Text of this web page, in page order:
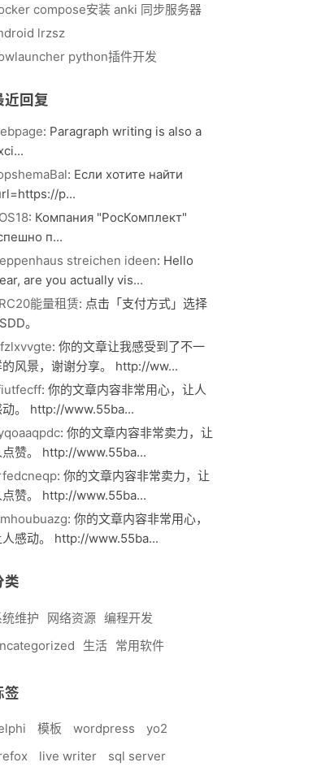
compose安装 anki 同步服务器
lrzsz
python插件开发
近回复
: Paragraph writing іs also a
: Если хотите найти
p...
: Компания "РосКомплект"
п...
streichen ideen: Hello
are you actually vis...
能量租赁: 点击「支付方式」选择
。
: 你的文章让我感受到了不一
的风景，谢谢分享。 http://ww...
: 你的文章内容非常用心，让人
动。 http://www.55ba...
: 你的文章内容非常卖力，让
点赞。 http://www.55ba...
: 你的文章内容非常卖力，让
点赞。 http://www.55ba...
: 你的文章内容非常用心，
人感动。 http://www.55ba...
类
统维护 网络资源 编程开发
生活 常用软件
签
模板 wordpress
yo2
live writer sql server